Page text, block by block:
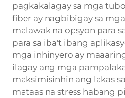
pagkakalagay sa mga
fiber ay nagbibigay sa
malawak na opsyon para
para sa iba't ibang
mga inhinyero ay
ilagay ang mga
maksimisinhin ang lakas
mataas na stress habang